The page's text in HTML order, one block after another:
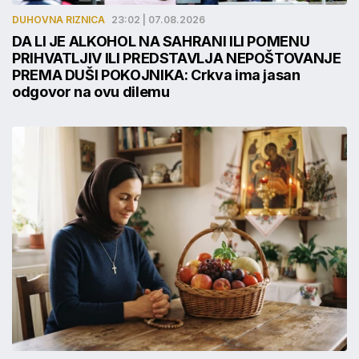
DUHOVNA RIZNICA 23:02 | 07.08.2026
DA LI JE ALKOHOL NA SAHRANI ILI POMENU
PRIHVATLJIV ILI PREDSTAVLJA NEPOŠTOVANJE
PREMA DUŠI POKOJNIKA: Crkva ima jasan
odgovor na ovu dilemu